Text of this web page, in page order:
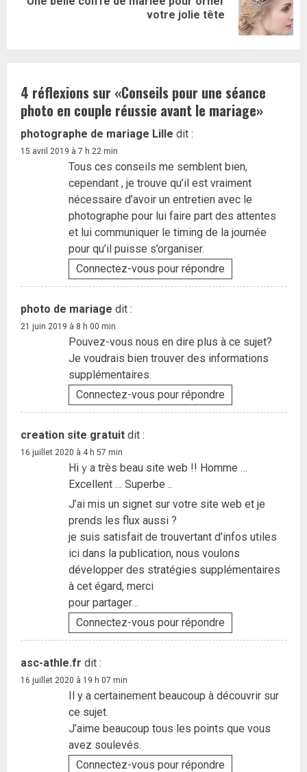
Article
votre jolie tête
4 réflexions sur «Conseils pour une séance
photo en couple réussie avant le mariage»
photographe de mariage Lille dit :
15 avril 2019 à 7 h 22 min
Tous ces conseils me semblent bien,
cependant , je trouve qu’il est vraiment
nécessaire d’avoir un entretien avec le
photographe pour lui faire part des attentes
et lui communiquer le timing de la journée
pour qu’il puisse s’organiser.
Connectez-vous pour répondre
photo de mariage dit :
21 juin 2019 à 8 h 00 min
Pouvez-vous nous en dire plus à ce sujet?
Je voudrais bien trouver des informations
supplémentaires.
Connectez-vous pour répondre
creation site gratuit dit :
16 juillet 2020 à 4 h 57 min
Hiｙa très beau site web !! Homme …
Excellent … Superbe ..
J’ai mis un signet sur votre site web et je
prends les flux aussi ?
je suis satisfait de trouvertant d’infos utiles
ici dans la publication, nous voulons
développer des stratégies supplémentaires
à cet égard, merci
pour partager…
Connectez-vous pour répondre
asc-athle.fr dit :
16 juillet 2020 à 19 h 07 min
Il y a certainement beaucoup à découvrir sur
ce sujet.
J’aime beaucoup tous les points que vous
avez soulevés.
Connectez-vous pour répondre